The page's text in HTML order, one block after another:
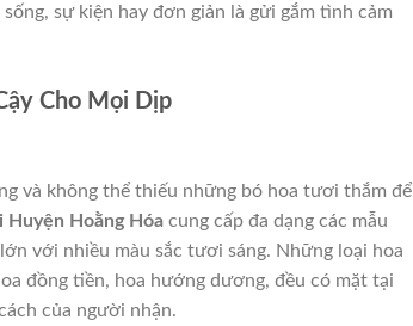
sự kiện hay đơn giản là gửi gắm tình cảm
Cho Mọi Dịp
và không thể thiếu những bó hoa tươi thắm để
Huyện Hoằng Hóa cung cấp đa dạng các mẫu
với nhiều màu sắc tươi sáng. Những loại hoa
đồng tiền, hoa hướng dương, đều có mặt tại
của người nhận.